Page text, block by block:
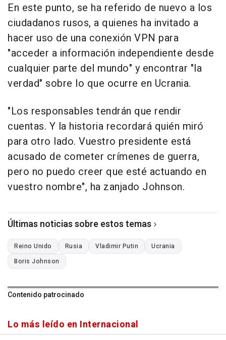
En este punto, se ha referido de nuevo a los
ciudadanos rusos, a quienes ha invitado a
hacer uso de una conexión VPN para
"acceder a información independiente desde
cualquier parte del mundo" y encontrar "la
verdad" sobre lo que ocurre en Ucrania.
"Los responsables tendrán que rendir
cuentas. Y la historia recordará quién miró
para otro lado. Vuestro presidente está
acusado de cometer crímenes de guerra,
pero no puedo creer que esté actuando en
vuestro nombre", ha zanjado Johnson.
Últimas noticias sobre estos temas
Reino Unido Rusia Vladimir Putin
Ucrania
Boris Johnson
Contenido patrocinado
Lo más leído en Internacional